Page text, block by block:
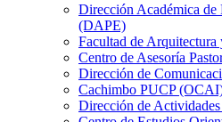
Dirección Académica de
(DAPE)
Facultad de Arquitectura
Centro de Asesoría
Dirección de
Cachimbo PUCP
Dirección de